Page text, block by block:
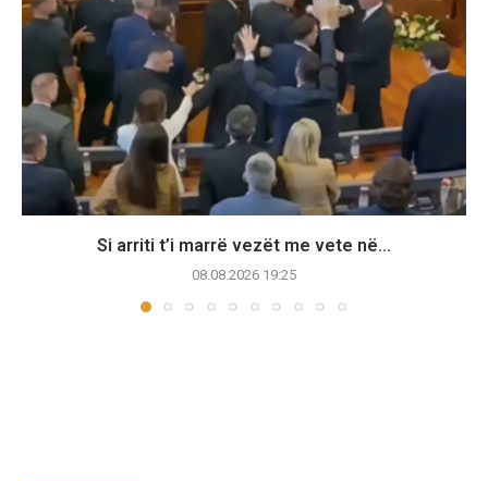
Si arriti t’i marrë vezët me vete në...
08.08.2026 19:25